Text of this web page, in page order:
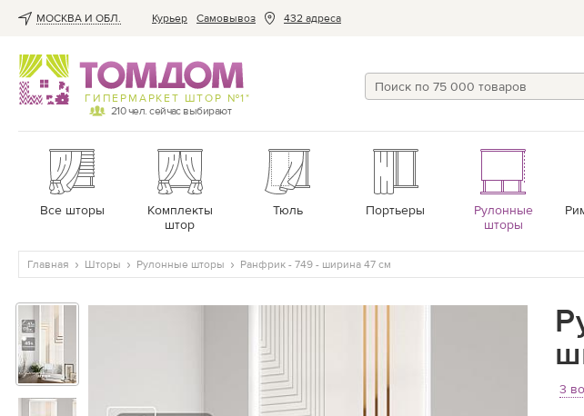
МОСКВА И ОБЛ. Курьер Cамовывоз 432 адреса
ГИПЕРМАРКЕТ ШТОР №1*
210чел. сейчас выбирают
Все шторы
Комплекты
штор
Тюль Портьеры
Рулонные
шторы
Главная Шторы Рулонные шторы Ранфрик - 749 - ширина 47 см
3